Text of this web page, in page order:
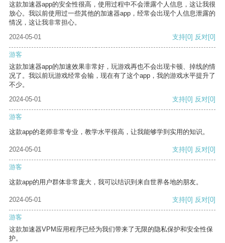
这款加速器app的安全性很高，使用过程中不会泄露个人信息，这让我很
放心。我以前使用过一些其他的加速器app，经常会出现个人信息泄露的
情况，这让我非常担心。
2024-05-01
支持[0] 反对[0]
游客
这款加速器app的加速效果非常好，玩游戏再也不会出现卡顿、掉线的情
况了。我以前玩游戏经常会输，现在有了这个app，我的游戏水平提升了
不少。
2024-05-01
支持[0] 反对[0]
游客
这款app的老师非常专业，教学水平很高，让我能够学到实用的知识。
2024-05-01 支持[0] 反对[0]
游客
这款app的用户群体非常庞大，我可以结识到来自世界各地的朋友。
2024-05-01 支持[0] 反对[0]
游客
这款加速器VPM应用程序已经为我们带来了无限的隐私保护和安全性保
护。